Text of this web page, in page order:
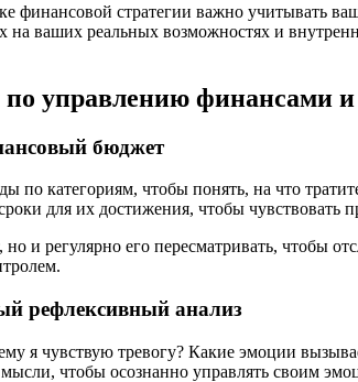
финансовой стратегии важно учитывать
ваших реальных возможностях и
управлению финансами
бюджет
по категориям, чтобы понять, на что
для их достижения, чтобы чувствовать
и регулярно его пересматривать, чтобы
рефлексивный анализ
я чувствую тревогу? Какие эмоции
чтобы осознанно управлять своим